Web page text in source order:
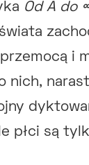
Od A do
i
nich,
płci są